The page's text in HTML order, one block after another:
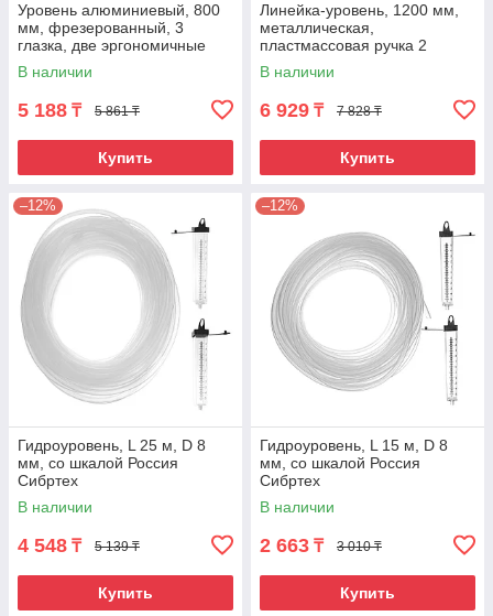
Уровень алюминиевый, 800
мм, фрезерованный, 3
глазка, две эргономичные
ручки Matrix
В наличии
5 188 ₸ 5 861 ₸
Купить
Линейка-уровень, 1200 мм,
металлическая,
пластмассовая ручка 2
глазка Matrix
В наличии
6 929 ₸ 7 828 ₸
Купить
–12%
Гидроуровень, L 25 м, D 8
мм, со шкалой Россия
Сибртех
В наличии
4 548 ₸ 5 139 ₸
Купить
–12%
Гидроуровень, L 15 м, D 8
мм, со шкалой Россия
Сибртех
В наличии
2 663 ₸ 3 010 ₸
Купить